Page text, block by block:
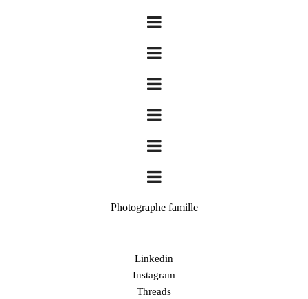
Photographe famille
Linkedin
Instagram
Threads